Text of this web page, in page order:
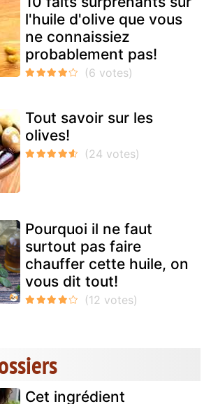
l'huile d'olive que vous
ne connaissiez
probablement pas!
Tout savoir sur les
olives!
Pourquoi il ne faut
surtout pas faire
chauffer cette huile, on
vous dit tout!
Cet ingrédient